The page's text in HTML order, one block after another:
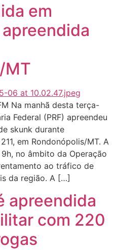
em
MT
Na manhã desta terça-
Federal (PRF) apreendeu
skunk durante
em Rondonópolis/MT. A
no âmbito da Operação
ao tráfico de
da região. A […]
apreendida
com 220